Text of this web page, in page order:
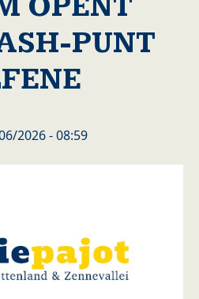
PUNT
2026 - 08:59